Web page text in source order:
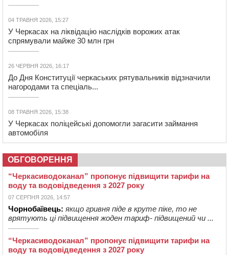
04 ТРАВНЯ 2026, 15:27
У Черкасах на ліквідацію наслідків ворожих атак
спрямували майже 30 млн грн
26 ЧЕРВНЯ 2026, 16:17
До Дня Конституції черкаських рятувальників відзначили
нагородами та спеціаль...
08 ТРАВНЯ 2026, 15:38
У Черкасах поліцейські допомогли загасити займання
автомобіля
ОБГОВОРЕННЯ
“Черкасиводоканал” пропонує підвищити тарифи на
воду та водовідведення з 2027 року
07 СЕРПНЯ 2026, 14:57
Чорнобаївець: якщо гривня піде в круте піке, то не
врятують ці підвищення жоден тариф- підвищений чи ...
“Черкасиводоканал” пропонує підвищити тарифи на
воду та водовідведення з 2027 року